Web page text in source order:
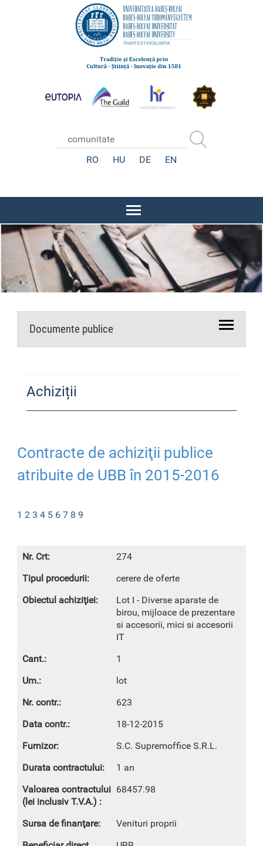
RO HU DE EN
Documente publice
Achiziții
Contracte de achiziţii publice
atribuite de UBB în 2015-2016
1 2 3 4 5 6 7 8 9
274
cerere de oferte
Lot I - Diverse aparate de
birou, mijloace de prezentare
si accesorii, mici si accesorii
IT
1
lot
623
18-12-2015
S.C. Supremoffice S.R.L.
1 an
68457.98
Venituri proprii